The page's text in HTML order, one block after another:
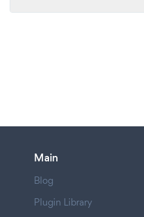
Main
Blog
Plugin Library